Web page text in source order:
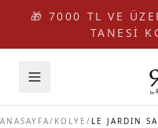
🎁 7000 TL VE
TANESİ
ANASAYFA/ KOLYE /